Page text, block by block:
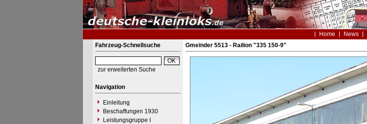
Home News
Fahrzeug-Schnellsuche
zur erweiterten Suche
Navigation
Einleitung
Beschaffungen 1930
Leistungsgruppe I
Gmeinder 5513 - Railion "335 150-9"